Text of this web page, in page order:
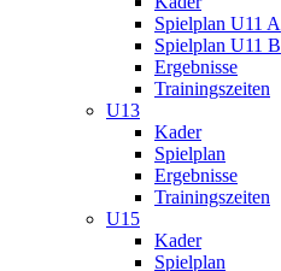
Spielplan U11 A
Spielplan U11 B
Ergebnisse
Trainingszeiten
U13
Kader
Spielplan
Ergebnisse
Trainingszeiten
U15
Kader
Spielplan